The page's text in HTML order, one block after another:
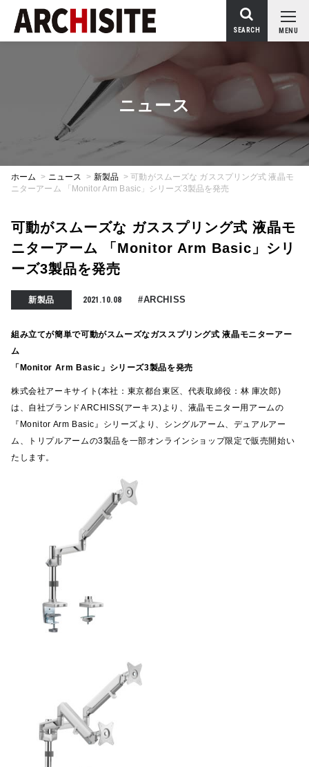
MENU
SEARCH
ニュース
ホーム > ニュース > 新製品 >可動がスムーズな ガススプリング式 液晶モ
ニターアーム 「Monitor Arm Basic」シリーズ3製品を発売
可動がスムーズな ガススプリング式 液晶モ
ニターアーム 「Monitor Arm Basic」シリ
ーズ3製品を発売
新製品 2021.10.08 #ARCHISS
組み立てが簡単で可動がスムーズなガススプリング式 液晶モニターアー
ム
「Monitor Arm Basic」シリーズ3製品を発売
株式会社アーキサイト(本社：東京都台東区、代表取締役：林 庫次郎)
は、自社ブランドARCHISS(アーキス)より、液晶モニター用アームの
『Monitor Arm Basic』シリーズより、シングルアーム、デュアルアー
ム、トリプルアームの3製品を一部オンラインショップ限定で販売開始い
たします。